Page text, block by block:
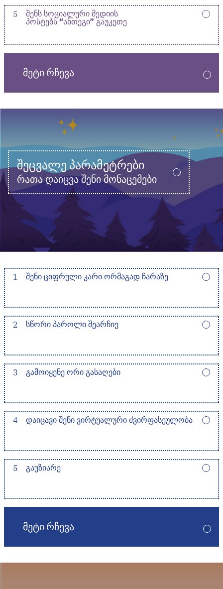
5
ᲨᲔᲜᲡ ᲡᲝᲪᲘᲐᲚᲣᲠᲘ ᲛᲔᲓᲘᲘᲡ
ᲞᲝᲡᲢᲔᲑᲡ “ᲐᲜᲗᲔᲒᲘ” ᲒᲐᲣᲙᲔᲗᲔ
ᲛᲔᲢᲘ ᲠᲩᲔᲕᲐ
ᲨᲔᲪᲕᲐᲚᲔ ᲞᲐᲠᲐᲛᲔᲢᲠᲔᲑᲘ
რათა დაიცვა შენი მონაცემები
1 ᲨᲔᲜᲘ ᲪᲘᲤᲠᲣᲚᲘ ᲙᲐᲠᲘ ᲝᲠᲛᲐᲒᲐᲓ ᲩᲐᲠᲐᲖᲔ
2 ᲡᲬᲝᲠᲘ ᲞᲐᲠᲝᲚᲘ ᲨᲔᲐᲠᲩᲘᲔ
3 ᲒᲐᲛᲝᲘᲧᲔᲜᲔ ᲝᲠᲘ ᲒᲐᲡᲐᲦᲔᲑᲘ
4 ᲓᲐᲘᲪᲐᲕᲘ ᲨᲔᲜᲘ ᲕᲘᲠᲢᲣᲐᲚᲣᲠᲘ ᲫᲕᲘᲠᲤᲐᲡᲔᲣᲚᲝᲑᲐ
5 ᲒᲐᲣᲖᲘᲐᲠᲔ
ᲛᲔᲢᲘ ᲠᲩᲔᲕᲐ